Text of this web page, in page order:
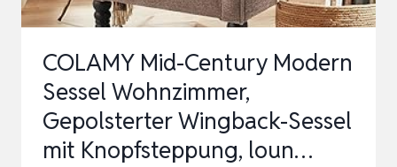
COLAMY Mid-Century Modern
Sessel Wohnzimmer,
Gepolsterter Wingback-Sessel
mit Knopfsteppung, loun…